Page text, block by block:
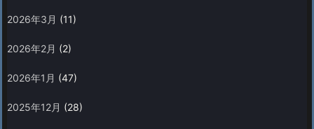
2026年3月 (11)
2026年2月 (2)
2026年1月 (47)
2025年12月 (28)